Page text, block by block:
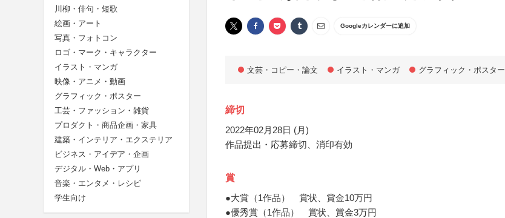
川柳・俳句・短歌
絵画・アート
写真・フォトコン
ロゴ・マーク・キャラクター
イラスト・マンガ
映像・アニメ・動画
グラフィック・ポスター
工芸・ファッション・雑貨
プロダクト・商品企画・家具
建築・インテリア・エクステリア
ビジネス・アイデア・企画
デジタル・Web・アプリ
音楽・エンタメ・レシピ
学生向け
Googleカレンダーに追加
文芸・コピー・論文 イラスト・マンガ グラフィック・ポスター
締切
2022年02月28日 (月)
作品提出・応募締切、消印有効
賞
●大賞（1作品） 賞状、賞金10万円
●優秀賞（1作品） 賞状、賞金3万円